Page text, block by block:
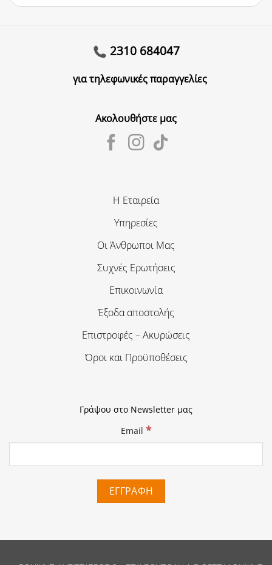
2310 684047
για τηλεφωνικές παραγγελίες
Ακολουθήστε μας
Η Εταιρεία
Υπηρεσίες
Οι Άνθρωποι Μας
Συχνές Ερωτήσεις
Επικοινωνία
Έξοδα αποστολής
Επιστροφές – Ακυρώσεις
Όροι και Προϋποθέσεις
Γράψου στο Newsletter μας
Email *